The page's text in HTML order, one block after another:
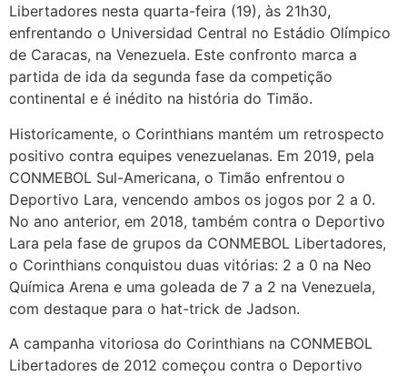
Libertadores nesta quarta-feira (19), às 21h30,
enfrentando o Universidad Central no Estádio Olímpico
de Caracas, na Venezuela. Este confronto marca a
partida de ida da segunda fase da competição
continental e é inédito na história do Timão.
Historicamente, o Corinthians mantém um retrospecto
positivo contra equipes venezuelanas. Em 2019, pela
CONMEBOL Sul-Americana, o Timão enfrentou o
Deportivo Lara, vencendo ambos os jogos por 2 a 0.
No ano anterior, em 2018, também contra o Deportivo
Lara pela fase de grupos da CONMEBOL Libertadores,
o Corinthians conquistou duas vitórias: 2 a 0 na Neo
Química Arena e uma goleada de 7 a 2 na Venezuela,
com destaque para o hat-trick de Jadson.
A campanha vitoriosa do Corinthians na CONMEBOL
Libertadores de 2012 começou contra o Deportivo